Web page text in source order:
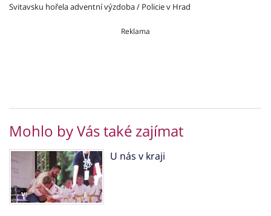
Svitavsku hořela adventní výzdoba / Policie v Hrad
Reklama
Mohlo by Vás také zajímat
U nás v kraji